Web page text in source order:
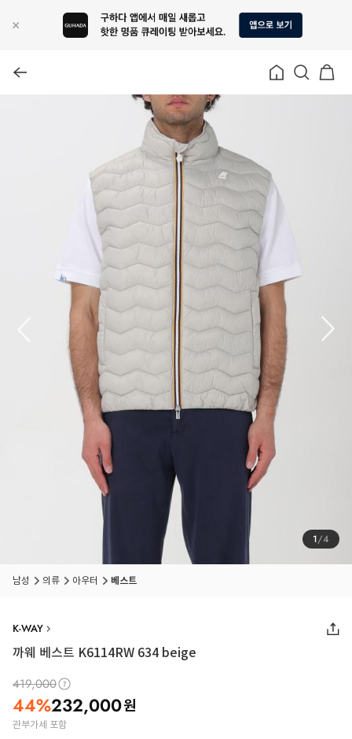
1/4
남성 의류 아우터 베스트
K-WAY
까웨 베스트 K6114RW 634 beige
419,000
44%232,000원
관부가세 포함